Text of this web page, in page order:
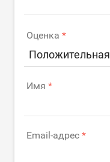
Оценка
Имя
Email-адрес